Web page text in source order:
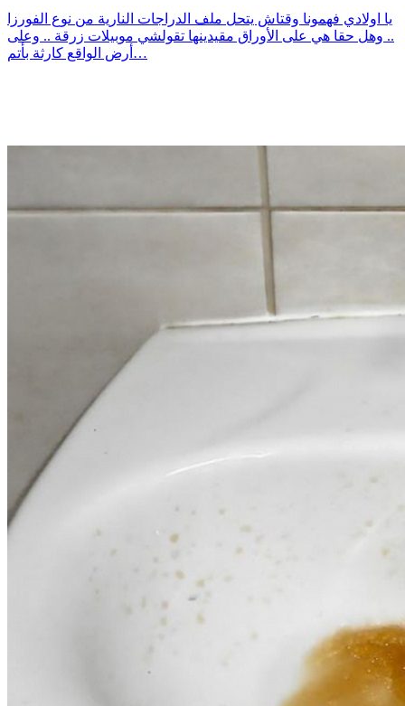
يا اولادي فهمونا وقتاش يتحل ملف الدراجات النارية من نوع الفورزا
.. وهل حقا هي على الأوراق مقيدينها تقولشي موبيلات زرقة .. وعلى
أرض الواقع كارثة بأتم…